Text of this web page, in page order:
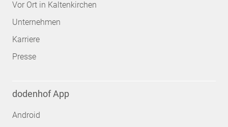
Vor Ort in Kaltenkirchen
Unternehmen
Karriere
Presse
dodenhof App
Android